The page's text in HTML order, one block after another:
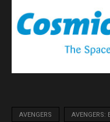
AVENGERS AVENGERS: